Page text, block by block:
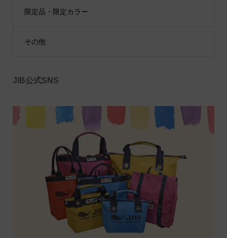
限定品・限定カラー
その他
JIB公式SNS